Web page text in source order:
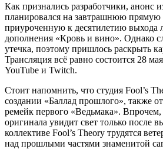
Как признались разработчики, анонс
планировался на завтрашнюю прямую
приуроченную к десятилетию выхода
дополнения «Кровь и вино». Однако
утечка, поэтому пришлось раскрыть
Трансляция всё равно состоится 28
YouTube и Twitch.
Стоит напомнить, что студия Fool’s
создании «Баллад прошлого», также
ремейк первого «Ведьмака». Впрочем,
оригинала увидит свет только после
коллективе Fool’s Theory трудятся
над прошлыми частями знаменитой